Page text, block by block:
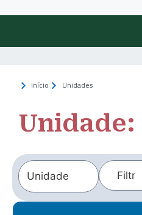
Início Unidades
Unidade: